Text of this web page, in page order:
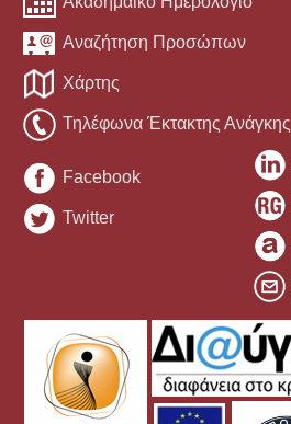
Αναζήτηση Προσώπων
Χάρτης
Τηλέφωνα Έκτακτης Ανάγκης
Facebook
Twitter